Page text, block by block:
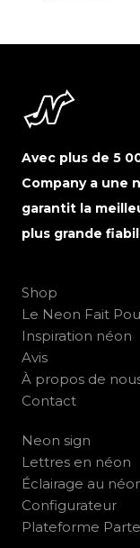
Avec plus de 5
Company a une
garantit la
plus grande
Shop
Le Neon Fait
Inspiration néon
Avis
À propos de
Contact
Neon sign
Lettres en néon
Éclairage au
Configurateur
Plateforme